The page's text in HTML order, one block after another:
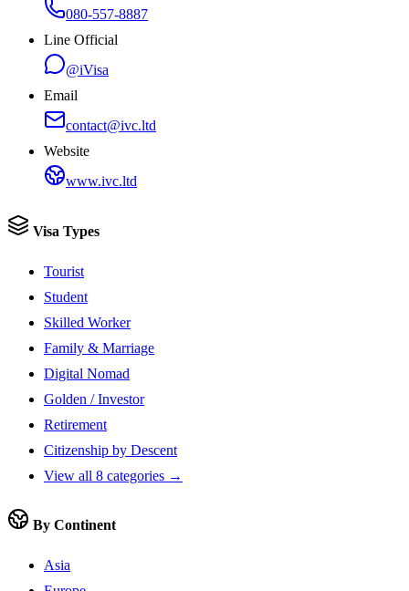
080-557-8887
Line Official
@iVisa
Email
contact@ivc.ltd
Website
www.ivc.ltd
Visa Types
Tourist
Student
Skilled Worker
Family & Marriage
Digital Nomad
Golden / Investor
Retirement
Citizenship by Descent
View all 8 categories →
By Continent
Asia